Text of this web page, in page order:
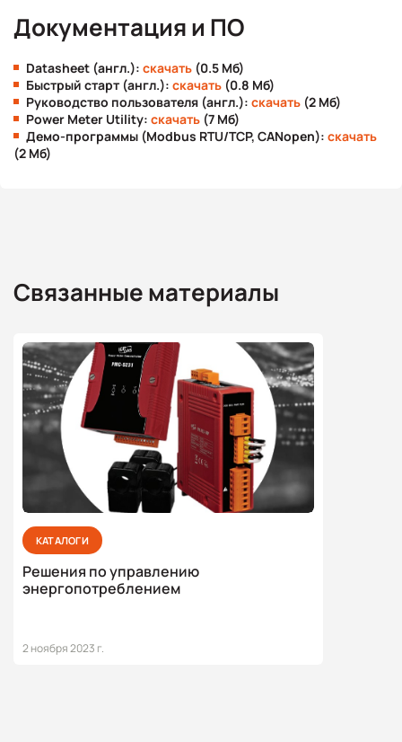
Документация и ПО
Datasheet (англ.): скачать (0.5 Мб)
Быстрый старт (англ.): скачать (0.8 Мб)
Руководство пользователя (англ.): скачать (2 Мб)
Power Meter Utility: скачать (7 Мб)
Демо-программы (Modbus RTU/TCP, CANopen): скачать
(2 Мб)
Связанные материалы
КАТАЛОГИ
Решения по управлению
энергопотреблением
2 ноября 2023 г.